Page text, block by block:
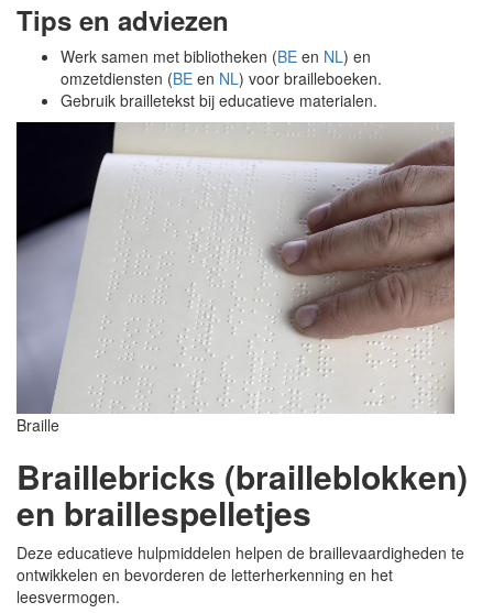
Tips en adviezen
Werk samen met bibliotheken (BE en NL) en
omzetdiensten (BE en NL) voor brailleboeken.
Gebruik brailletekst bij educatieve materialen.
Braille
Braillebricks (brailleblokken)
en braillespelletjes
Deze educatieve hulpmiddelen helpen de braillevaardigheden te
ontwikkelen en bevorderen de letterherkenning en het
leesvermogen.